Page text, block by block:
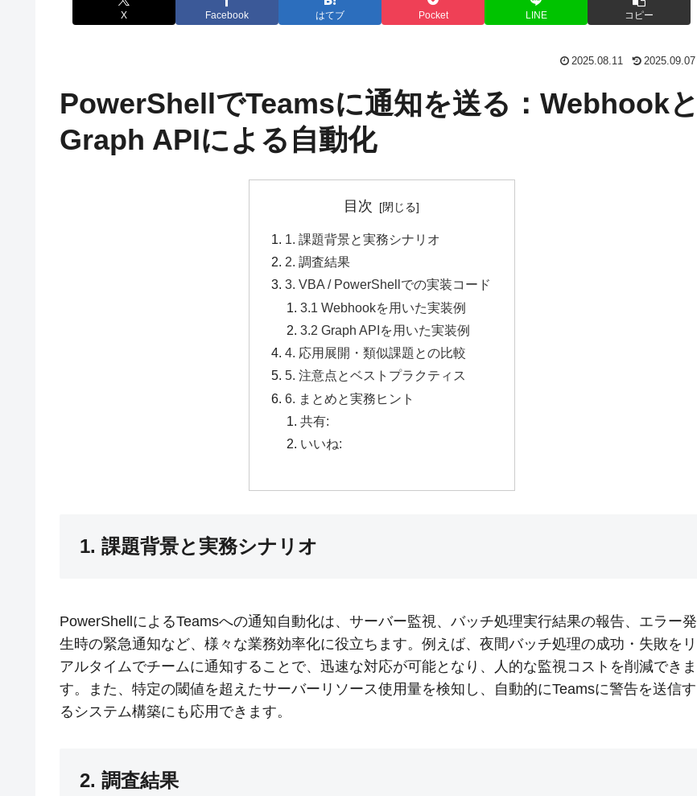
X Facebook はてブ Pocket LINE コピー
2025.08.11 2025.09.07
PowerShellでTeamsに通知を送る：Webhookと
Graph APIによる自動化
目次
1. 課題背景と実務シナリオ
2. 調査結果
3. VBA / PowerShellでの実装コード
3.1 Webhookを用いた実装例
3.2 Graph APIを用いた実装例
4. 応用展開・類似課題との比較
5. 注意点とベストプラクティス
6. まとめと実務ヒント
共有:
いいね:
1. 課題背景と実務シナリオ
PowerShellによるTeamsへの通知自動化は、サーバー監視、バッチ処理実行結果の報告、エラー発
生時の緊急通知など、様々な業務効率化に役立ちます。例えば、夜間バッチ処理の成功・失敗をリ
アルタイムでチームに通知することで、迅速な対応が可能となり、人的な監視コストを削減できま
す。また、特定の閾値を超えたサーバーリソース使用量を検知し、自動的にTeamsに警告を送信す
るシステム構築にも応用できます。
2. 調査結果